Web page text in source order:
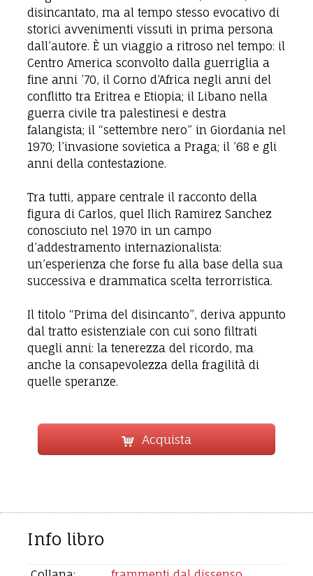
disincantato, ma al tempo stesso evocativo di
storici avvenimenti vissuti in prima persona
dall’autore. È un viaggio a ritroso nel tempo: il
Centro America sconvolto dalla guerriglia a
fine anni ’70, il Corno d’Africa negli anni del
conflitto tra Eritrea e Etiopia; il Libano nella
guerra civile tra palestinesi e destra
falangista; il “settembre nero” in Giordania nel
1970; l’invasione sovietica a Praga; il ’68 e gli
anni della contestazione.
Tra tutti, appare centrale il racconto della
figura di Carlos, quel Ilich Ramirez Sanchez
conosciuto nel 1970 in un campo
d’addestramento internazionalista:
un’esperienza che forse fu alla base della sua
successiva e drammatica scelta terrorristica.
Il titolo “Prima del disincanto”, deriva appunto
dal tratto esistenziale con cui sono filtrati
quegli anni: la tenerezza del ricordo, ma
anche la consapevolezza della fragilità di
quelle speranze.
Acquista
Info libro